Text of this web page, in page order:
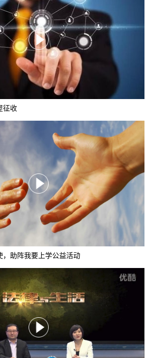
征收
，助阵我要上学公益活动